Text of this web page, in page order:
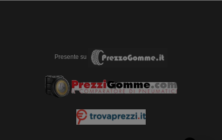
Presente su